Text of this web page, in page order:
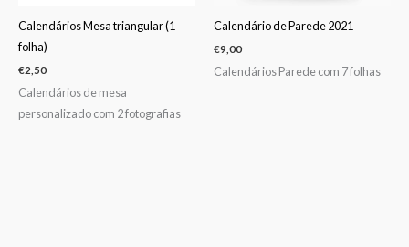
Calendários Mesa triangular (1
folha)
€2,50
Calendários de mesa
personalizado com 2 fotografias
Calendário de Parede 2021
€9,00
Calendários Parede com 7 folhas